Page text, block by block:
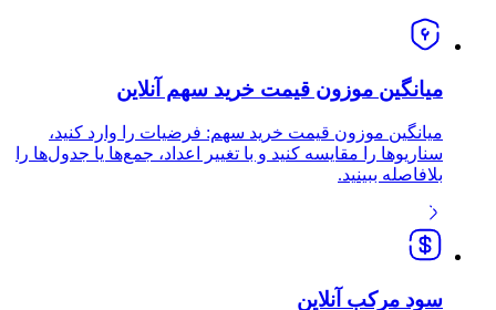
میانگین موزون قیمت خرید سهم آنلاین
میانگین موزون قیمت خرید سهم: فرضیات را وارد کنید،
سناریوها را مقایسه کنید و با تغییر اعداد، جمع‌ها یا جدول‌ها را
بلافاصله ببینید.
سود مرکب آنلاین